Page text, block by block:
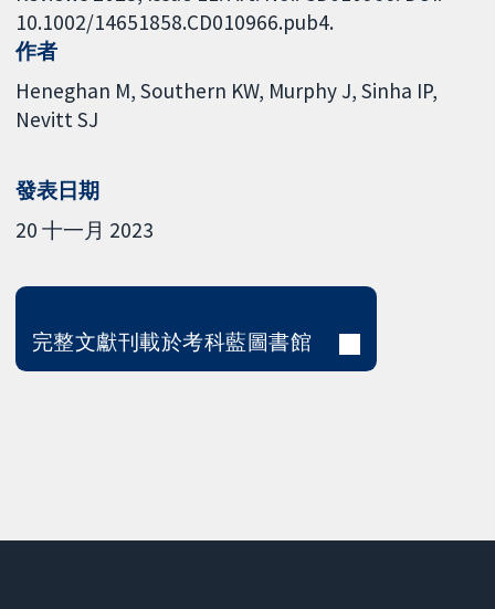
10.1002/14651858.CD010966.pub4.
作者
Heneghan M Southern KW Murphy J Sinha IP
Nevitt SJ
發表日期
20 十一月 2023
完整文獻刊載於考科藍圖書館